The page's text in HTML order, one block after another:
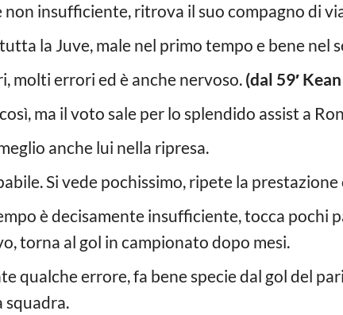
non insufficiente, ritrova il suo compagno di
la Juve, male nel primo tempo e bene nel
molti errori ed è anche nervoso. (dal 59′
ma il voto sale per lo splendido assist a
anche lui nella ripresa.
Si vede pochissimo, ripete la prestazione
è decisamente insufficiente, tocca pochi
torna al gol in campionato dopo mesi.
qualche errore, fa bene specie dal gol del
squadra.